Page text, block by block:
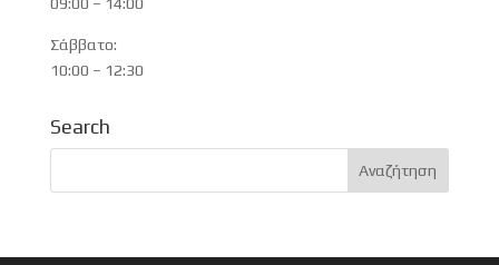
Σάββατο:
10:00 – 12:30
Search